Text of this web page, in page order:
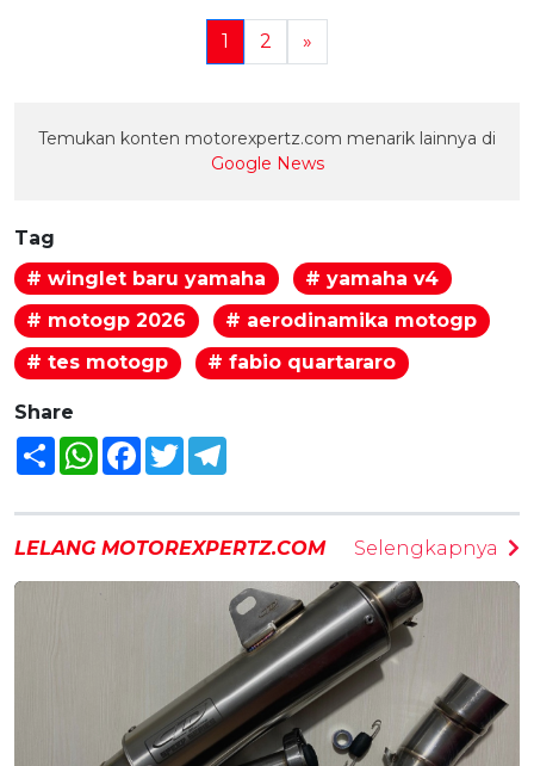
1 2 »
Temukan konten motorexpertz.com menarik lainnya di
Google News
Tag
# winglet baru yamaha
# yamaha v4
# motogp 2026
# aerodinamika motogp
# tes motogp
# fabio quartararo
Share
Share WhatsAppFacebook
Twitter
LELANG MOTOREXPERTZ.COM Selengkapnya